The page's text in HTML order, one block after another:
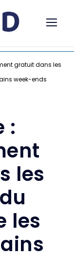
gratuit dans les
week-ends
:
les
les